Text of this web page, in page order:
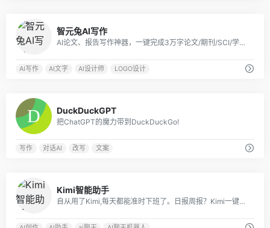
智元兔AI写作
AI论文、报告写作神器，一键完成3万字论文/期刊/SCI/学术报告
AI写作 AI文字 AI设计师 LOGO设计
DuckDuckGPT
把ChatGPT的魔力带到DuckDuckGo!
写作 对话AI 改写 文案
Kimi智能助手
自从用了Kimi,每天都能准时下班了。日报周报？Kimi一键帮你搞定